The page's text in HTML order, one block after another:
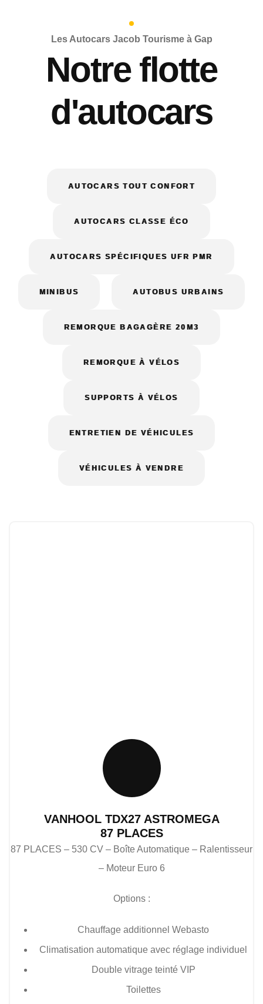
Les Autocars Jacob Tourisme à Gap
Notre flotte
d'autocars
AUTOCARS TOUT CONFORT
AUTOCARS CLASSE ÉCO
AUTOCARS SPÉCIFIQUES UFR PMR
MINIBUS AUTOBUS URBAINS
REMORQUE BAGAGÈRE 20M3
REMORQUE À VÉLOS
SUPPORTS À VÉLOS
ENTRETIEN DE VÉHICULES
VÉHICULES À VENDRE
VANHOOL TDX27 ASTROMEGA
87 PLACES
87 PLACES – 530 CV – Boîte Automatique – Ralentisseur
– Moteur Euro 6
Options :
Chauffage additionnel Webasto
Climatisation automatique avec réglage individuel
Double vitrage teinté VIP
Toilettes